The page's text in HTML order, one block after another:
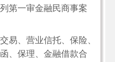
第一审金融民商事案
易、营业信托、保险、
、保理、金融借款合